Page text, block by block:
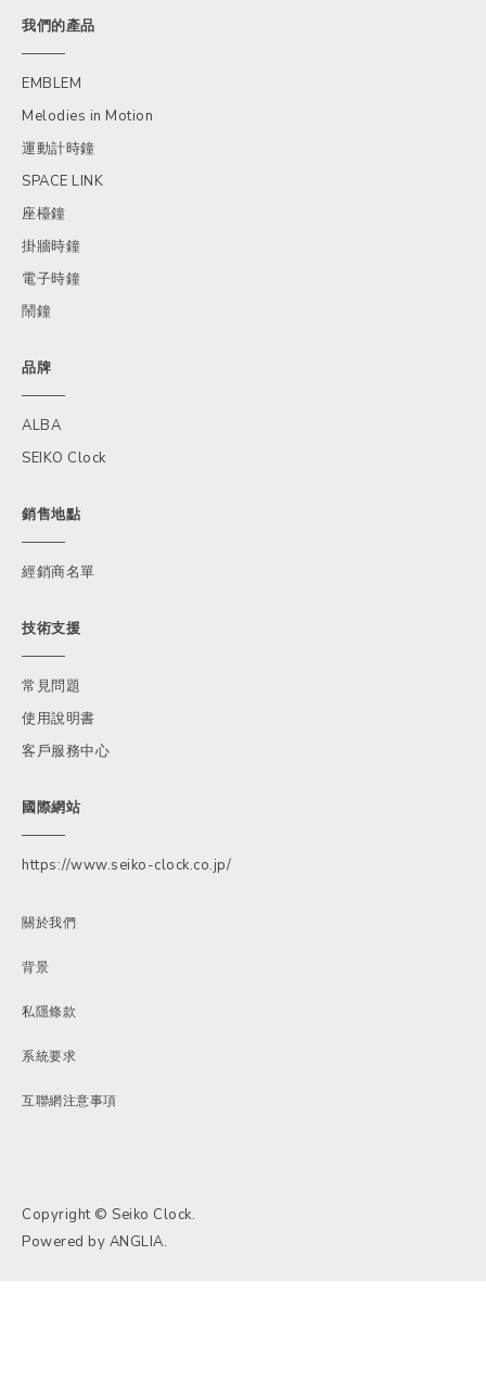
我們的產品
EMBLEM
Melodies in Motion
運動計時鐘
SPACE LINK
座檯鐘
掛牆時鐘
電子時鐘
鬧鐘
品牌
ALBA
SEIKO Clock
銷售地點
經銷商名單
技術支援
常見問題
使用說明書
客戶服務中心
國際網站
https://www.seiko-clock.co.jp/
關於我們
背景
私隱條款
系統要求
互聯網注意事項
Copyright © Seiko Clock.
Powered by ANGLIA.